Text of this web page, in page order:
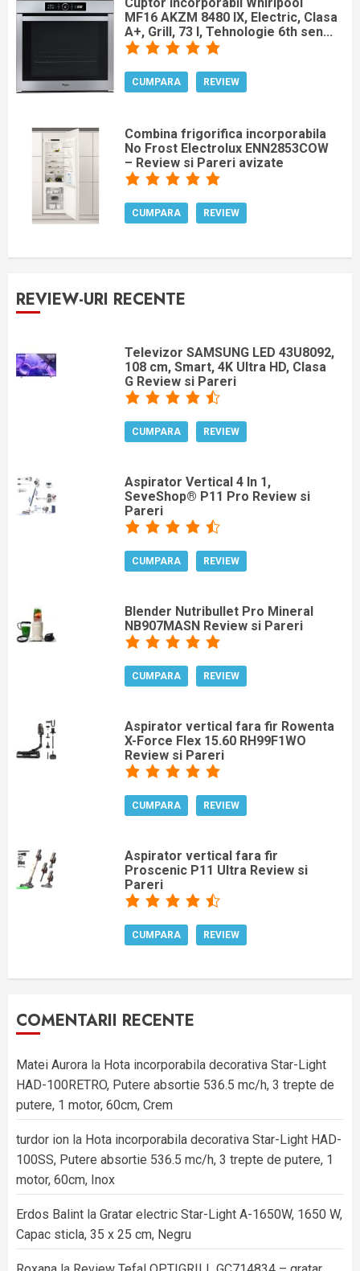
Cuptor incorporabil Whirlpool
MF16 AKZM 8480 IX, Electric, Clasa
A+, Grill, 73 l, Tehnologie 6th sen...
CUMPARA REVIEW
Combina frigorifica incorporabila
No Frost Electrolux ENN2853COW
– Review si Pareri avizate
CUMPARA REVIEW
REVIEW-URI RECENTE
Televizor SAMSUNG LED 43U8092,
108 cm, Smart, 4K Ultra HD, Clasa
G Review si Pareri
CUMPARA REVIEW
Aspirator Vertical 4 In 1,
SeveShop® P11 Pro Review si
Pareri
CUMPARA REVIEW
Blender Nutribullet Pro Mineral
NB907MASN Review si Pareri
CUMPARA REVIEW
Aspirator vertical fara fir Rowenta
X-Force Flex 15.60 RH99F1WO
Review si Pareri
CUMPARA REVIEW
Aspirator vertical fara fir
Proscenic P11 Ultra Review si
Pareri
CUMPARA REVIEW
COMENTARII RECENTE
Matei Aurora la Hota incorporabila decorativa Star-Light
HAD-100RETRO, Putere absortie 536.5 mc/h, 3 trepte de
putere, 1 motor, 60cm, Crem
turdor ion la Hota incorporabila decorativa Star-Light HAD-
100SS, Putere absortie 536.5 mc/h, 3 trepte de putere, 1
motor, 60cm, Inox
Erdos Balint la Gratar electric Star-Light A-1650W, 1650 W,
Capac sticla, 35 x 25 cm, Negru